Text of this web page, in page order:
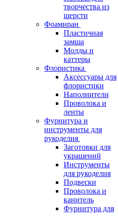
творчества из
шерсти
Фоамиран
Пластичная
замша
Молды и
каттеры
Флористика
Аксессуары для
флористики
Наполнители
Проволока и
ленты
Фурнитура и
инструменты для
рукоделия
Заготовки для
украшений
Инструменты
для рукоделия
Подвески
Проволока и
канитель
Фурнитура для